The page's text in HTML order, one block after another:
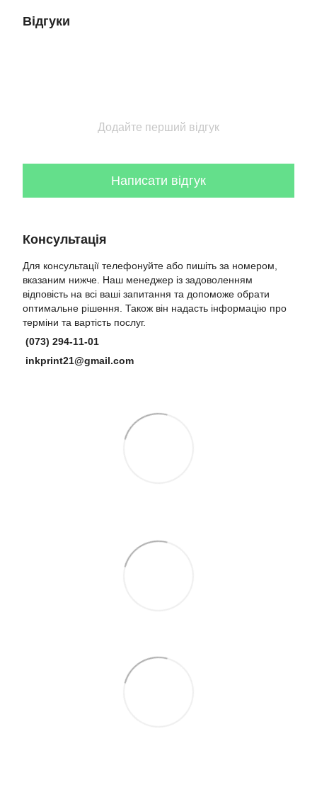
Відгуки
Додайте перший відгук
Написати відгук
Консультація
Для консультації телефонуйте або пишіть за номером,
вказаним нижче. Наш менеджер із задоволенням
відповість на всі ваші запитання та допоможе обрати
оптимальне рішення. Також він надасть інформацію про
терміни та вартість послуг.
(073) 294-11-01
inkprint21@gmail.com